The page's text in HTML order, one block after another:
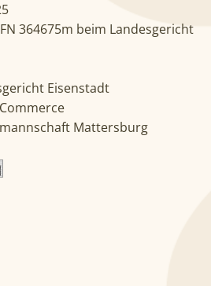
364675m beim Landesgericht
Eisenstadt
Mattersburg